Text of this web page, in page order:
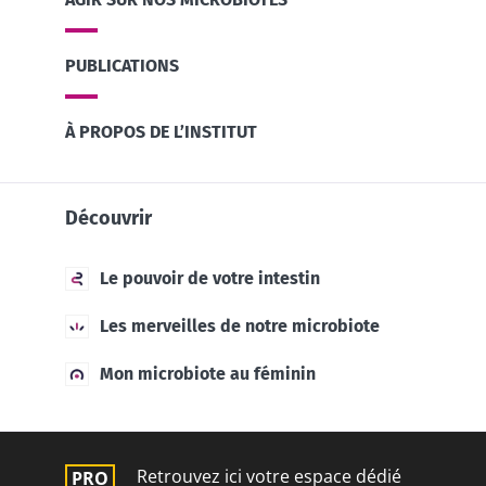
PUBLICATIONS
À PROPOS DE L’INSTITUT
Découvrir
Le pouvoir de votre intestin
Les merveilles de notre microbiote
Mon microbiote au féminin
Retrouvez ici votre espace dédié